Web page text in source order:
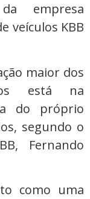
empresa
veículos KBB
maior dos
está na
do próprio
segundo o
Fernando
como uma